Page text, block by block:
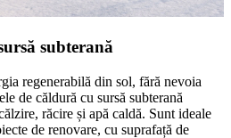
subterană
regenerabilă din sol, fără nevoia
de căldură cu sursă subterană
răcire și apă caldă. Sunt ideale
de renovare, cu suprafață de